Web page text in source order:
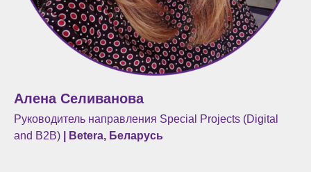
Алена Селиванова
Руководитель направления Special Projects (Digital
and B2B) | Betera, Беларусь